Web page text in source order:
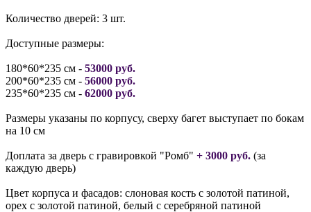
Количество дверей: 3 шт.
Доступные размеры:
180*60*235 см - 53000 руб.
200*60*235 см - 56000 руб.
235*60*235 см - 62000 руб.
Размеры указаны по корпусу, сверху багет выступает по бокам
на 10 см
Доплата за дверь с гравировкой "Ромб" + 3000 руб. (за
каждую дверь)
Цвет корпуса и фасадов: слоновая кость с золотой патиной,
орех с золотой патиной, белый с серебряной патиной